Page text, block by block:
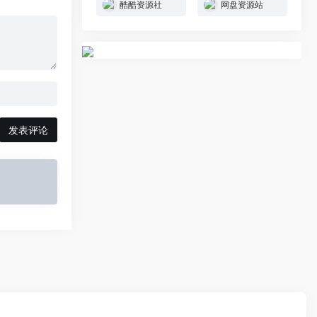
发表评论
酷酷资源社 网盘资源站